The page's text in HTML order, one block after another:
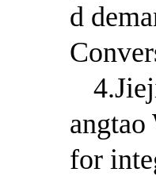
d
for